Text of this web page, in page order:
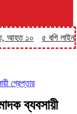
১০ ৫ বগি লাইনচ্যুত,
গ্রেপ্তার
ব্যবসায়ী